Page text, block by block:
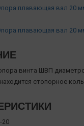
плавающая вал 20
плавающая вал 20
винта ШВП
стопорное
20